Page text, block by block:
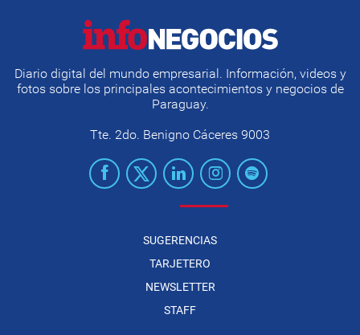
Diario digital del mundo empresarial. Información, videos y
fotos sobre los principales acontecimientos y negocios de
Paraguay.
Tte. 2do. Benigno Cáceres 9003
SUGERENCIAS
TARJETERO
NEWSLETTER
STAFF